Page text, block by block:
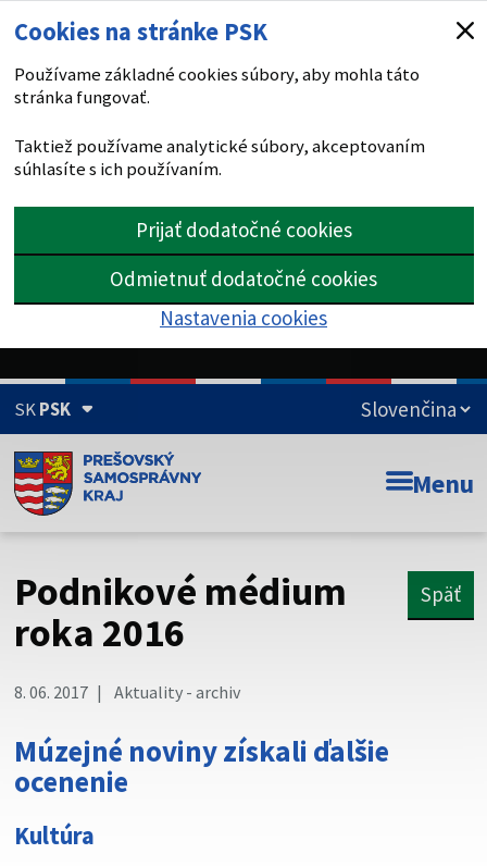
Cookies na stránke PSK
Používame základné cookies súbory, aby mohla táto
stránka fungovať.
Taktiež používame analytické súbory, akceptovaním
súhlasíte s ich používaním.
Prijať dodatočné cookies
Odmietnuť dodatočné cookies
Nastavenia cookies
SKPSK
Doména psk.sk je oficiálna
Toto je oficiálna webová stránka Prešovského
Táto stránka je zabezpečená
cez zabezpečenú webovú stránku. Zabezpečená stránka
vždy začína https:// pred názvom domény webového sídla.
Menu
Podnikové médium
roka 2016
Späť
8. 06. 2017 Aktuality - archiv
Múzejné noviny získali ďalšie
ocenenie
Kultúra